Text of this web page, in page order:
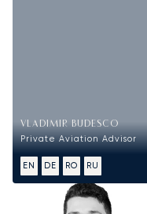
VLADIMIR BUDESCO
Private Aviation Advisor
EN DE RO RU